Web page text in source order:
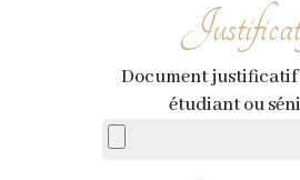
Document
étudiant ou